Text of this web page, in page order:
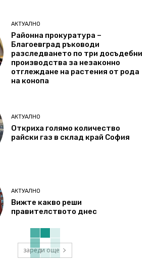
АКТУАЛНО
Районна прокуратура –
Благоевград ръководи
разследването по три досъдебни
производства за незаконно
отглеждане на растения от рода
на конопа
АКТУАЛНО
Откриха голямо количество
райски газ в склад край София
АКТУАЛНО
Вижте какво реши
правителството днес
зареди още